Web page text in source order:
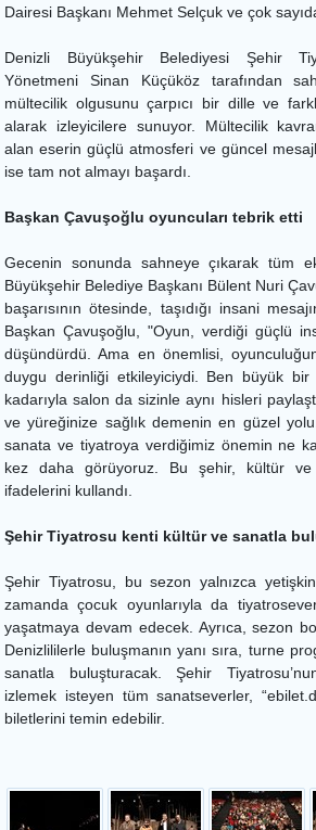
Dairesi Başkanı Mehmet Selçuk ve çok
Denizli Büyükşehir Belediyesi Şehir
Yönetmeni Sinan Küçüköz tarafından
mültecilik olgusunu çarpıcı bir dille ve
alarak izleyicilere sunuyor. Mültecilik
alan eserin güçlü atmosferi ve güncel
ise tam not almayı başardı.
Başkan Çavuşoğlu oyuncuları tebrik etti
Gecenin sonunda sahneye çıkarak tüm
Büyükşehir Belediye Başkanı Bülent Nuri
başarısının ötesinde, taşıdığı insani
Başkan Çavuşoğlu, "Oyun, verdiği güçlü
düşündürdü. Ama en önemlisi,
duygu derinliği etkileyiciydi. Ben büyük bir
kadarıyla salon da sizinle aynı hisleri
ve yüreğinize sağlık demenin en güzel
sanata ve tiyatroya verdiğimiz önemin ne
kez daha görüyoruz. Bu şehir, kültür
ifadelerini kullandı.
Şehir Tiyatrosu kenti kültür ve sanatla
Şehir Tiyatrosu, bu sezon yalnızca
zamanda çocuk oyunlarıyla da
yaşatmaya devam edecek. Ayrıca, sezon
Denizlililerle buluşmanın yanı sıra, turne
sanatla buluşturacak. Şehir
izlemek isteyen tüm sanatseverler,
biletlerini temin edebilir.